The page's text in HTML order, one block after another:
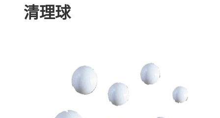
清理球